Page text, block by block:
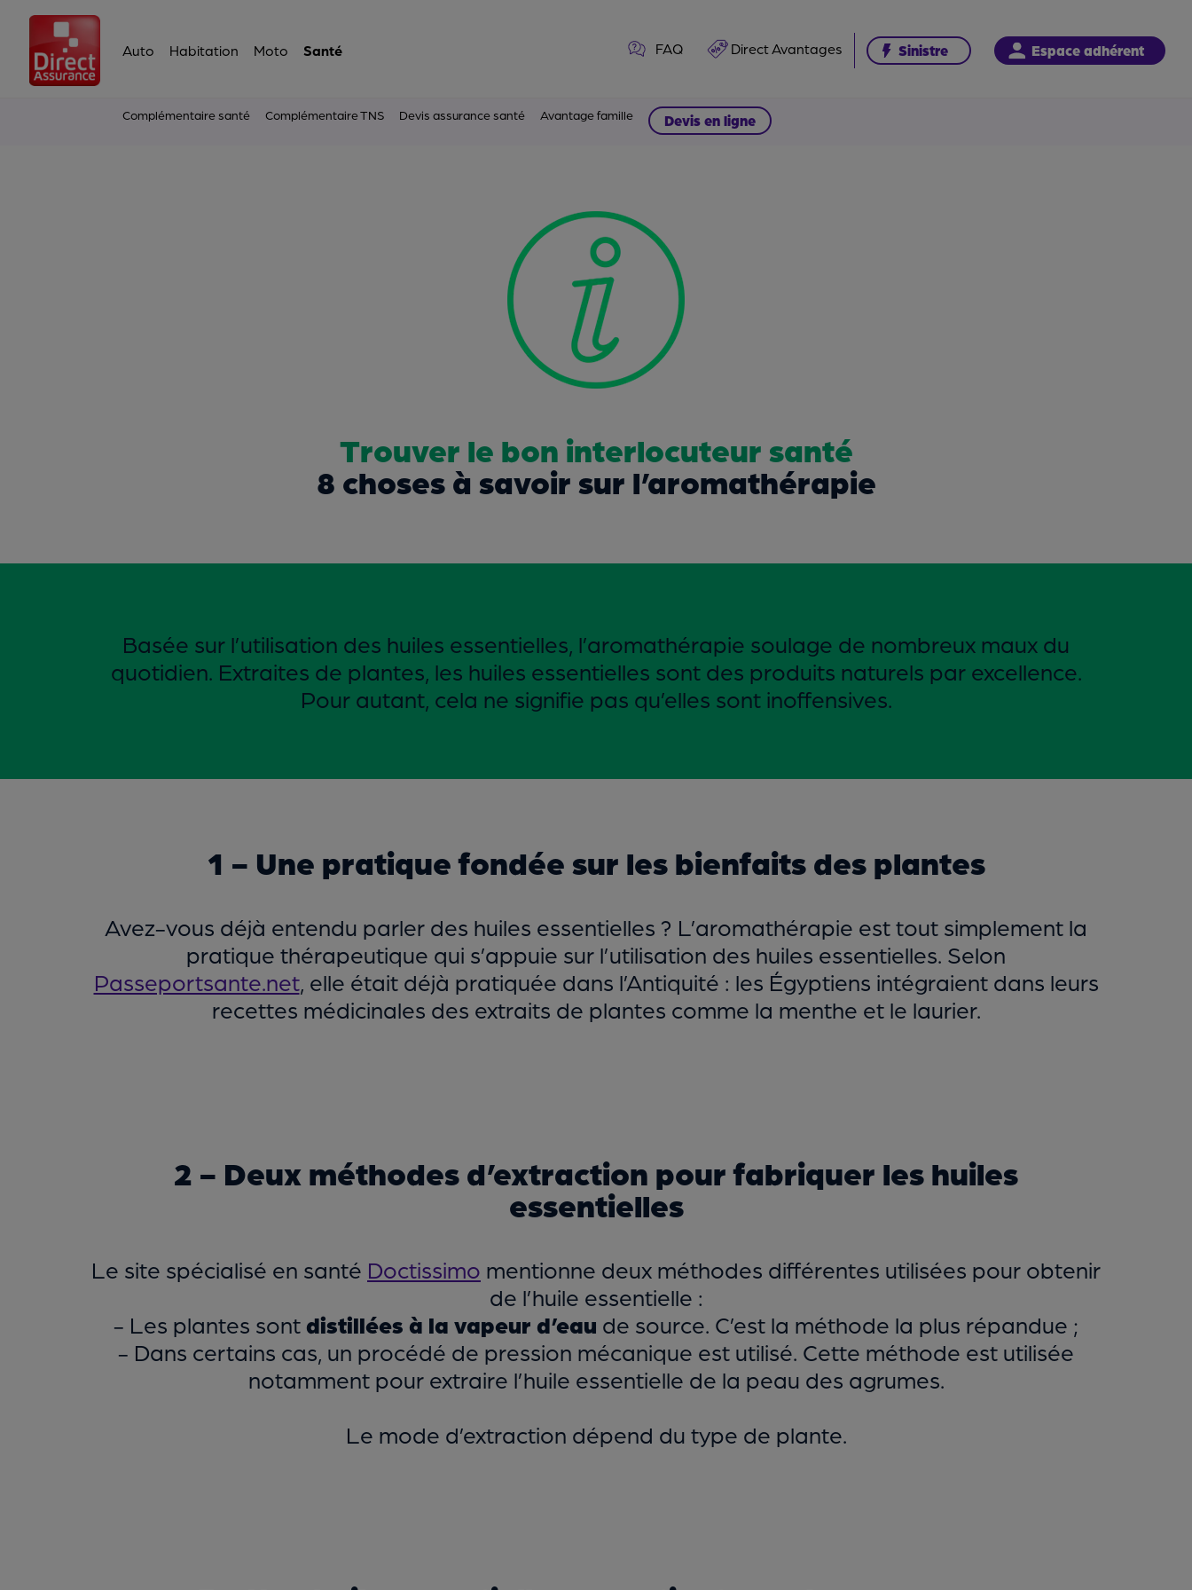
Auto Habitation Moto Santé
Complémentaire santé Complémentaire TNS Devis assurance santé Avantage famille Devis en ligne
FAQ Direct Avantages Sinistre Espace adhérent
Trouver le bon interlocuteur santé
8 choses à savoir sur l’aromathérapie
Basée sur l’utilisation des huiles essentielles, l’aromathérapie soulage de nombreux maux du
quotidien. Extraites de plantes, les huiles essentielles sont des produits naturels par excellence.
Pour autant, cela ne signifie pas qu’elles sont inoffensives.
1 - Une pratique fondée sur les bienfaits des plantes
Avez-vous déjà entendu parler des huiles essentielles ? L’aromathérapie est tout simplement la
pratique thérapeutique qui s’appuie sur l’utilisation des huiles essentielles. Selon
Passeportsante.net, elle était déjà pratiquée dans l’Antiquité : les Égyptiens intégraient dans leurs
recettes médicinales des extraits de plantes comme la menthe et le laurier.
2 - Deux méthodes d’extraction pour fabriquer les huiles
essentielles
Le site spécialisé en santé Doctissimo mentionne deux méthodes différentes utilisées pour obtenir
de l’huile essentielle :
- Les plantes sont distillées à la vapeur d’eau de source. C’est la méthode la plus répandue ;
- Dans certains cas, un procédé de pression mécanique est utilisé. Cette méthode est utilisée
notamment pour extraire l’huile essentielle de la peau des agrumes.
Le mode d’extraction dépend du type de plante.